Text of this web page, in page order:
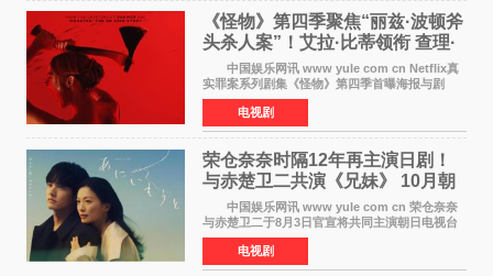
《怪物》第四季聚焦“丽兹·波顿斧
头杀人案”！艾拉·比蒂领衔 查理·
汉纳姆、莎拉·保
中国娱乐网讯 www yule com cn Netflix真
实罪案系列剧集《怪物》第四季首曝海报与剧
照，聚焦鹅妈妈童谣亦有记载的著名血腥杀人案
——丽兹·波顿砍死生父与继母案。 本季由艾
拉·比蒂饰
电视剧
荣仓奈奈时隔12年再主演日剧！
与赤楚卫二共演《兄妹》 10月朝
日新档开播
中国娱乐网讯 www yule com cn 荣仓奈奈
与赤楚卫二于8月3日官宣将共同主演朝日电视台
日剧《兄妹》（10月开播，每周六晚10点播
出）。这也是荣仓奈奈继TBS剧集《为了N》之
后，暌违12年再度担
电视剧